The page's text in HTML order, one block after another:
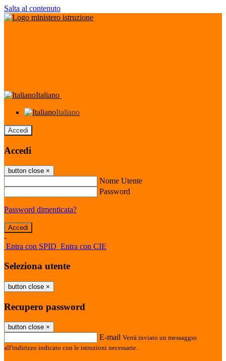
Salta al contenuto
Italiano
Italiano
Accedi
Accedi
button close ×
Nome Utente
Password
Password dimenticata?
-
Entra con SPID Entra con CIE
Seleziona utente
button close ×
Recupero password
button close ×
E-mail Verrà inviato un messaggio
all'indirizzo indicato con le istruzioni necessarie.